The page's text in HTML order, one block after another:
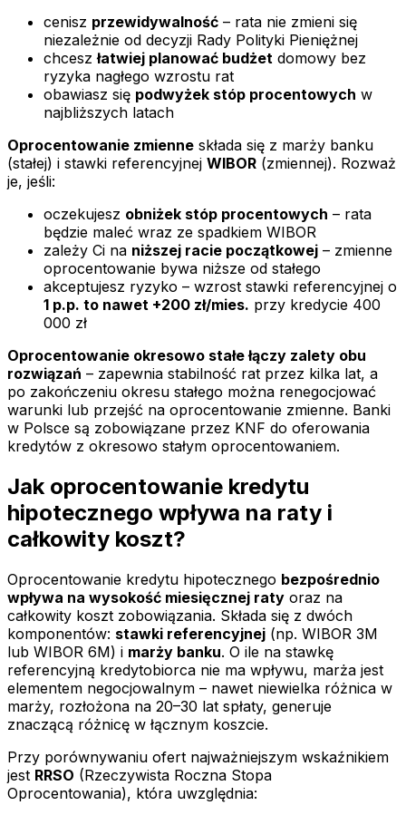
cenisz przewidywalność – rata nie zmieni się
niezależnie od decyzji Rady Polityki Pieniężnej
chceszłatwiej planować budżet domowy bez
ryzyka nagłego wzrostu rat
obawiasz się podwyżek stóp procentowych w
najbliższych latach
Oprocentowanie zmienne składa się z marży banku
(stałej) i stawki referencyjnej WIBOR (zmiennej). Rozważ
je, jeśli:
oczekujesz obniżek stóp procentowych – rata
będzie maleć wraz ze spadkiem WIBOR
zależy Ci na niższej racie początkowej – zmienne
oprocentowanie bywa niższe od stałego
akceptujesz ryzyko – wzrost stawki referencyjnej o
1 p.p. to nawet +200 zł/mies. przy kredycie 400
000 zł
Oprocentowanie okresowo stałe łączy zalety obu
rozwiązań – zapewnia stabilność rat przez kilka lat, a
po zakończeniu okresu stałego można renegocjować
warunki lub przejść na oprocentowanie zmienne. Banki
w Polsce są zobowiązane przez KNF do oferowania
kredytów z okresowo stałym oprocentowaniem.
Jak oprocentowanie kredytu
hipotecznego wpływa na raty i
całkowity koszt?
Oprocentowanie kredytu hipotecznego bezpośrednio
wpływa na wysokość miesięcznej raty oraz na
całkowity koszt zobowiązania. Składa się z dwóch
komponentów: stawki referencyjnej (np. WIBOR 3M
lub WIBOR 6M) i marży banku. O ile na stawkę
referencyjną kredytobiorca nie ma wpływu, marża jest
elementem negocjowalnym – nawet niewielka różnica w
marży, rozłożona na 20–30 lat spłaty, generuje
znaczącą różnicę w łącznym koszcie.
Przy porównywaniu ofert najważniejszym wskaźnikiem
jest RRSO (Rzeczywista Roczna Stopa
Oprocentowania), która uwzględnia: